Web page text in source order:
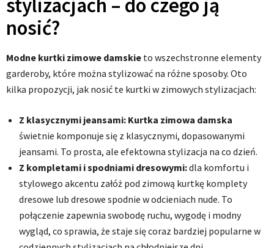
nosić?
Modne kurtki zimowe damskie to wszechstronne elementy
garderoby, które można stylizować na różne sposoby. Oto
kilka propozycji, jak nosić te kurtki w zimowych stylizacjach:
Z klasycznymi jeansami: Kurtka zimowa damska
świetnie komponuje się z klasycznymi, dopasowanymi
jeansami. To prosta, ale efektowna stylizacja na co dzień.
Z kompletami i spodniami dresowymi:dla komfortu i
stylowego akcentu załóż pod zimową kurtkę komplety
dresowe lub dresowe spodnie w odcieniach nude. To
połączenie zapewnia swobodę ruchu, wygodę i modny
wygląd, co sprawia, że staje się coraz bardziej popularne w